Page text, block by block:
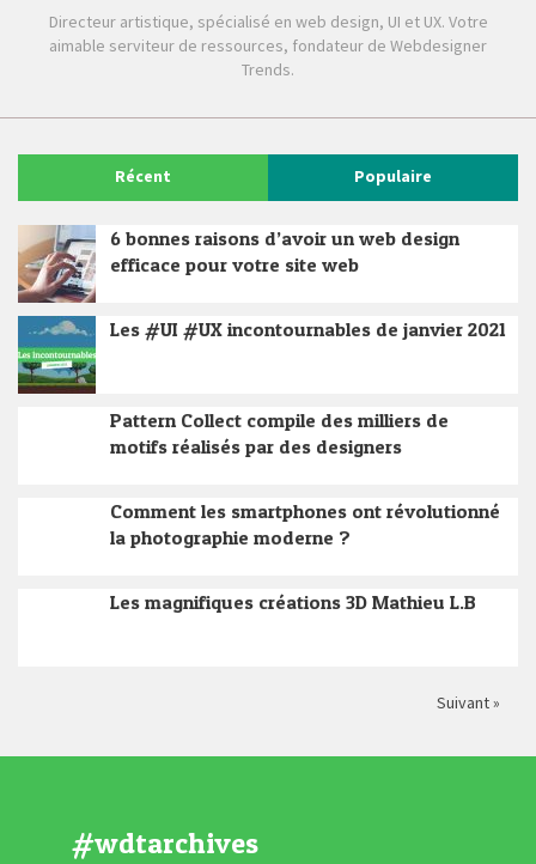
Directeur artistique, spécialisé en web design, UI et UX. Votre
aimable serviteur de ressources, fondateur de Webdesigner
Trends.
Récent Populaire
6 bonnes raisons d’avoir un web design
efficace pour votre site web
Les #UI #UX incontournables de janvier 2021
Pattern Collect compile des milliers de
motifs réalisés par des designers
Comment les smartphones ont révolutionné
la photographie moderne ?
Les magnifiques créations 3D Mathieu L.B
Suivant »
#wdtarchives